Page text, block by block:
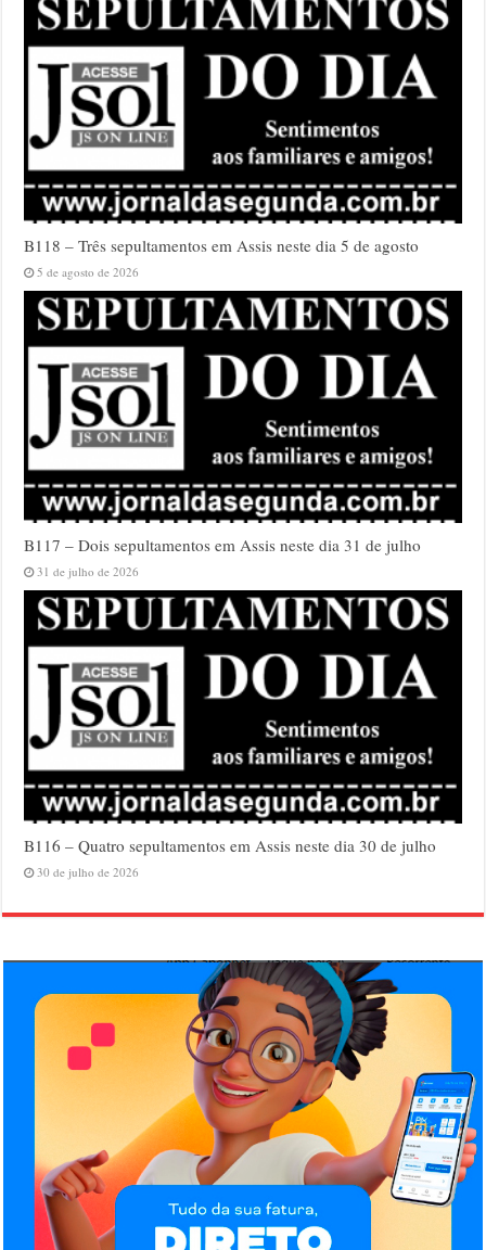
B118 – Três sepultamentos em Assis neste dia 5 de agosto
5 de agosto de 2026
B117 – Dois sepultamentos em Assis neste dia 31 de julho
31 de julho de 2026
B116 – Quatro sepultamentos em Assis neste dia 30 de julho
30 de julho de 2026